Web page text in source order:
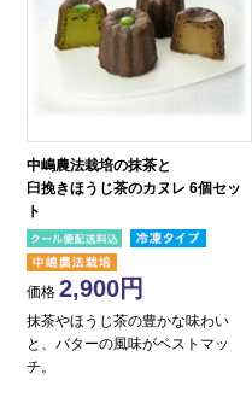
中嶋農法栽培の抹茶と
臼挽きほうじ茶のカヌレ 6個セッ
ト
価格 2,900
抹茶やほうじ茶の豊かな味わい
と、バターの風味がベストマッ
チ。